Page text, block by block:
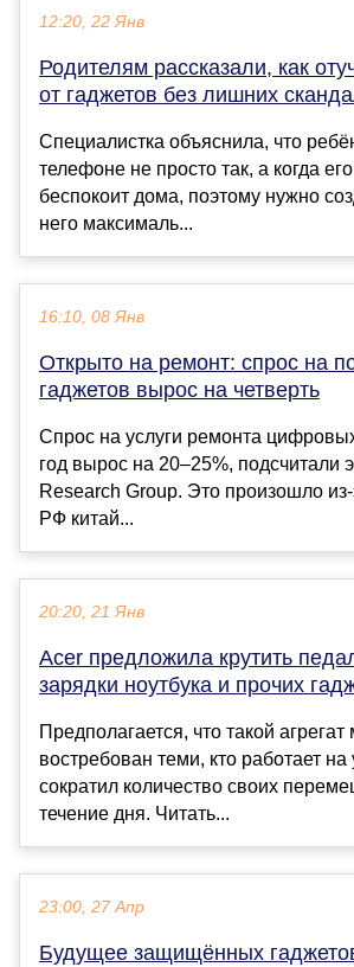
12:20, 22 Янв
Родителям рассказали, как
от гаджетов без лишних
Специалистка объяснила, что
телефоне не просто так, а когда
беспокоит дома, поэтому нужно
него максималь...
16:10, 08 Янв
Открыто на ремонт: спрос на
гаджетов вырос на четверть
Спрос на услуги ремонта
год вырос на 20–25%, подсчитали
Research Group. Это произошло из-
РФ китай...
20:20, 21 Янв
Acer предложила крутить
зарядки ноутбука и прочих
Предполагается, что такой
востребован теми, кто работает на
сократил количество своих
течение дня. Читать...
23:00, 27 Апр
Будущее защищённых